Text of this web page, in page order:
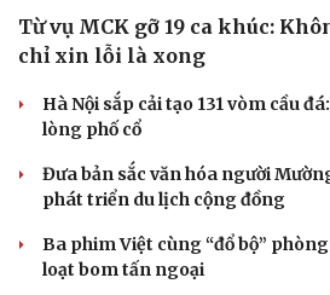
Từ vụ MCK gỡ 19 ca khúc:
chỉ xin lỗi là xong
Hà Nội sắp cải tạo 131 vòm cầu
lòng phố cổ
Đưa bản sắc văn hóa người
phát triển du lịch cộng đồng
Ba phim Việt cùng “đổ bộ”
loạt bom tấn ngoại